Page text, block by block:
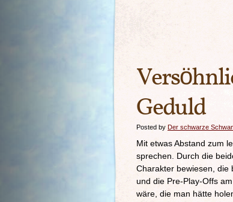
Geduld
Posted by Der schwarze
Mit etwas Abstand zum
sprechen. Durch die
Charakter bewiesen, die
und die Pre-Play-Offs
wäre, die man hätte